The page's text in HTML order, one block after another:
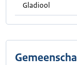
Gladiool